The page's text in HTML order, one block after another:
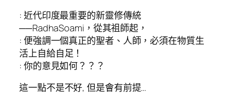
: 近代印度最重要的新靈修傳統
──RadhaSoami，從其祖師起，
: 便強調一個真正的聖者、人師，必須在物質生
活上自給自足！
: 你的意見如何？？？
這一點不是不好, 但是會有前提…